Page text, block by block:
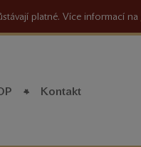
platné. Více informací na
Kontakt